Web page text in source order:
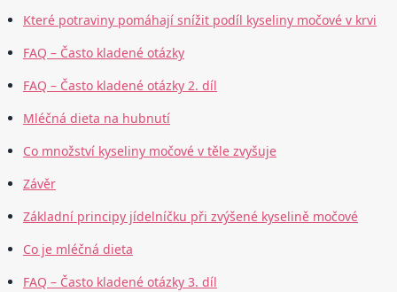
Které potraviny pomáhají snížit podíl kyseliny močové v krvi
FAQ – Často kladené otázky
FAQ – Často kladené otázky 2. díl
Mléčná dieta na hubnutí
Co množství kyseliny močové v těle zvyšuje
Závěr
Základní principy jídelníčku při zvýšené kyselině močové
Co je mléčná dieta
FAQ – Často kladené otázky 3. díl